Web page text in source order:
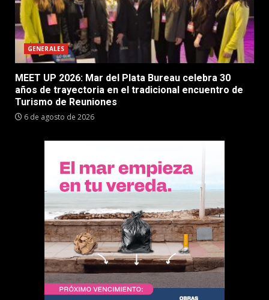
GENERALES
MEET UP 2026: Mar del Plata Bureau celebra 30
años de trayectoria en el tradicional encuentro de
Turismo de Reuniones
6 de agosto de 2026